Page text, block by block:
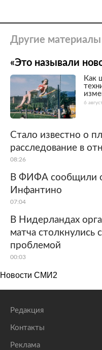
Другие материалы
«Это называли
Как
6
Стало известно о
расследование в
08:26
В ФИФА сообщили
Инфантино
07:04
В Нидерландах
матча столкнулись
проблемой
00:03
Новости СМИ2
Редакция
Контакты
Реклама